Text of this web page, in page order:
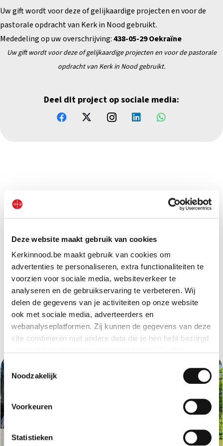
Deze website maakt gebruik van cookies
Kerkinnood.be maakt gebruik van cookies om
advertenties te personaliseren, extra functionaliteiten te
voorzien voor sociale media, websiteverkeer te
analyseren en de gebruikservaring te verbeteren. Wij
delen de gegevens van je activiteiten op onze website
ook met sociale media, adverteerders en
webanalyseplatformen. Zij kunnen de gegevens van deze
site combineren met andere data die je hen hebt bezorgd
Indien je dat toestaat, kunnen wij of onze partners onder
Informatie verzamelen over je geografische locatie
Bepaalde voorkeuren en profielen identificeren om
Toestemmingsselectie
Noodzakelijk
Voorkeuren
Statistieken
Uw gift wordt voor deze of gelijkaardige projecten en voor de
pastorale opdracht van Kerk in Nood gebruikt.
Mededeling op uw overschrijving:438-05-29Oekraïne
Uw gift wordt voor deze of gelijkaardige projecten en voor de pastorale
opdracht van Kerk in Nood gebruikt.
Deel dit project op sociale media:
Andere projecten